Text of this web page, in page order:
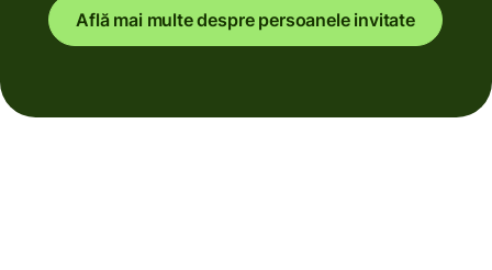
Află mai multe despre persoanele invitate